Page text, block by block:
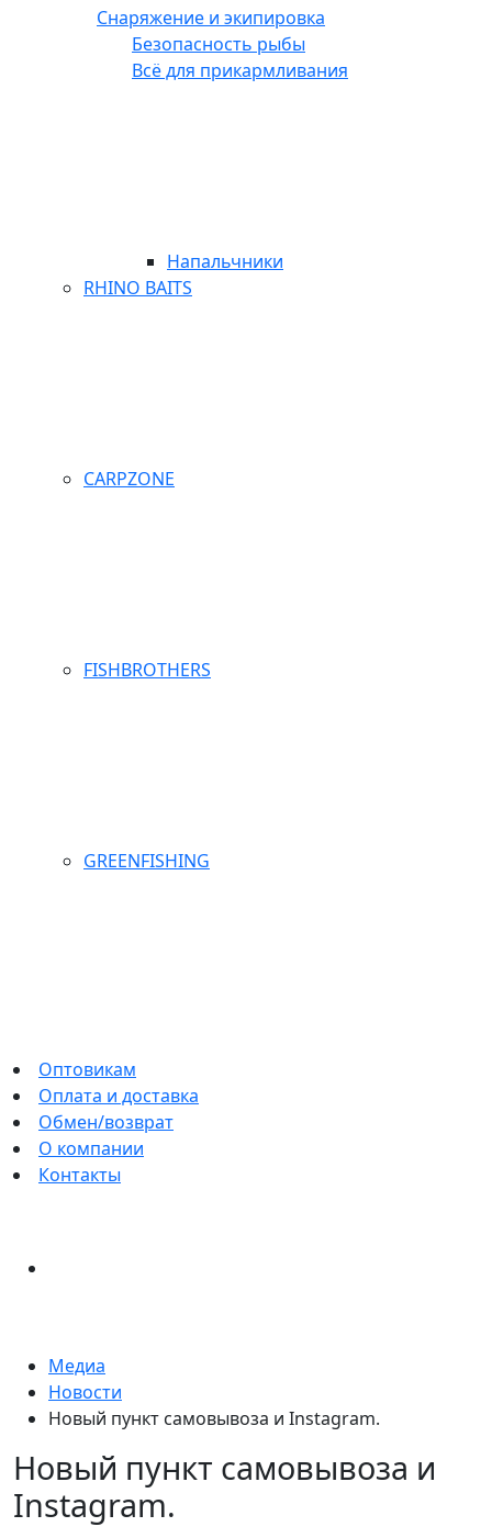
Снаряжение и экипировка
Безопасность рыбы
Всё для прикармливания
Напальчники
RHINO BAITS
CARPZONE
FISHBROTHERS
GREENFISHING
Оптовикам
Оплата и доставка
Обмен/возврат
О компании
Контакты
Медиа
Новости
Новый пункт самовывоза и Instagram.
Новый пункт самовывоза и
Instagram.